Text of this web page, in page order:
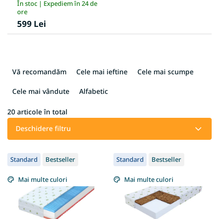
În stoc | Expediem în 24 de
ore
599 Lei
e
e
t
a
a
p
r
Vă recomandăm Cele mai ieftine Cele mai scumpe
Cele mai vândute Alfabetic
20 articole în total
Deschidere filtru
L
i
s
t
Standard Bestseller
Mai multe culori
Standard Bestseller
Mai multe culori